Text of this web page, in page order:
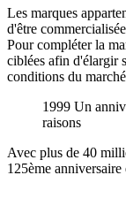
Les marques
d'être
Pour compléter la
ciblées afin d'élargir
conditions du
1999 Un
raisons
Avec plus de 40
125ème